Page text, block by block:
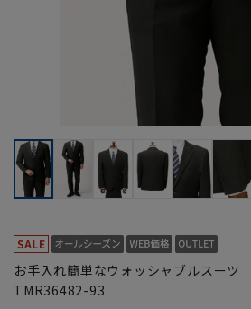
お手入れ簡単なウォッシャブルスーツ
TMR36482-93